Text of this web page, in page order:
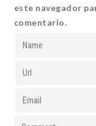
este navegador
comentario.